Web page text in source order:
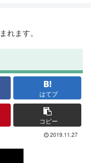
れます。
はてブ
コピー
2019.11.27